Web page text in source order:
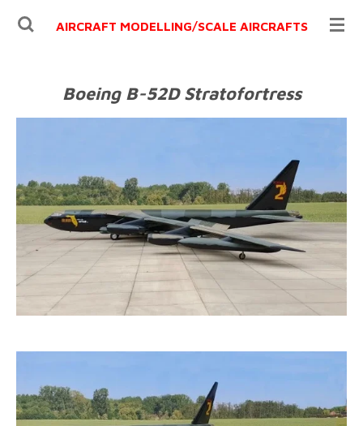
Ga
AIRCRAFT MODELLING/SCALE AIRCRAFTS
Boeing B-52D Stratofortress